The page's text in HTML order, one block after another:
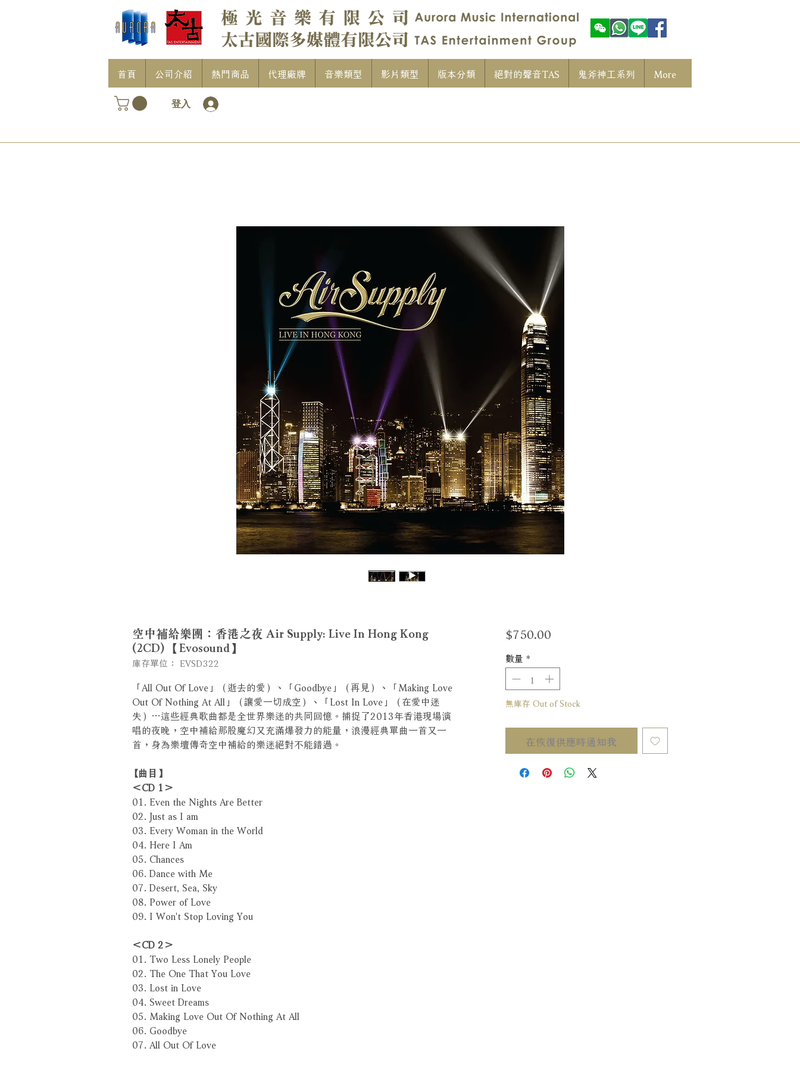
首頁 公司介紹 熱門商品 代理廠牌 音樂類型 影片類型 版本分類 絕對的聲音TAS 鬼斧神工系列 More
登入
空中補給樂團：香港之夜 Air Supply: Live In Hong Kong
(2CD) 【Evosound】
庫存單位： EVSD322
「All Out Of Love」（逝去的愛）、「Goodbye」（再見）、「Making Love
Out Of Nothing At All」（讓愛一切成空）、「Lost In Love」（在愛中迷
失）…這些經典歌曲都是全世界樂迷的共同回憶。捕捉了2013年香港現場演
唱的夜晚，空中補給那股魔幻又充滿爆發力的能量，浪漫經典單曲一首又一
首，身為樂壇傳奇空中補給的樂迷絕對不能錯過。
【曲目】
＜CD 1＞
01. Even the Nights Are Better
02. Just as I am
03. Every Woman in the World
04. Here I Am
05. Chances
06. Dance with Me
07. Desert, Sea, Sky
08. Power of Love
09. I Won't Stop Loving You
＜CD 2＞
01. Two Less Lonely People
02. The One That You Love
03. Lost in Love
04. Sweet Dreams
05. Making Love Out Of Nothing At All
06. Goodbye
07. All Out Of Love
$750.00價
數量 *
無庫存 Out of Stock
在恢復供應時通知我